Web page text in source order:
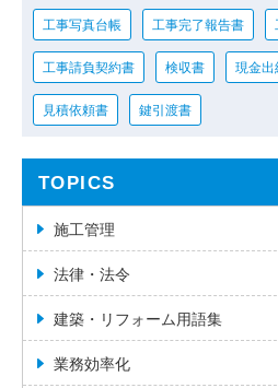
工事写真台帳 工事完了報告書
工事請負契約書 検収書 現金出
見積依頼書 鍵引渡書
TOPICS
施工管理
法律・法令
建築・リフォーム用語集
業務効率化